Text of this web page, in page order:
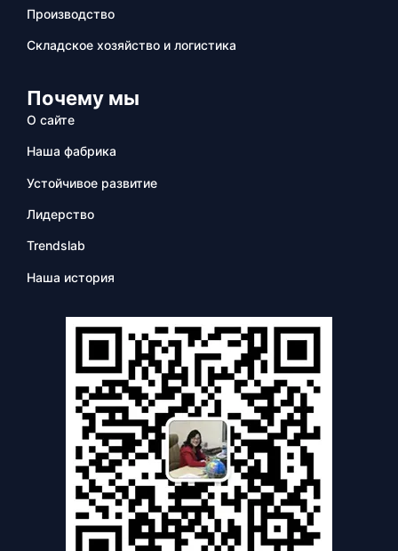
Производство
Складское хозяйство и логистика
Почему мы
О сайте
Наша фабрика
Устойчивое развитие
Лидерство
Trendslab
Наша история